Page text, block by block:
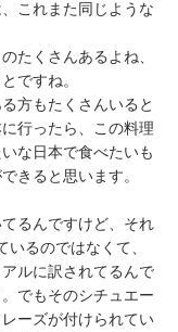
これまた同じような
たくさんあるよね、
ですね。
方もたくさんいると
行ったら、この料理
な日本で食べたいも
きると思います。
るんですけど、それ
いるのではなくて、
ルに訳されてるんで
でもそのシチュエー
ーズが付けられてい